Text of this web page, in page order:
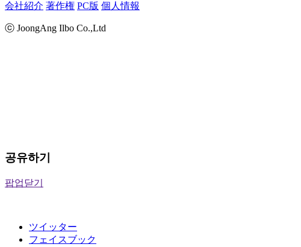
会社紹介 著作権 PC版 個人情報
ⓒ JoongAng Ilbo Co.,Ltd
공유하기
팝업닫기
ツイッター
フェイスブック